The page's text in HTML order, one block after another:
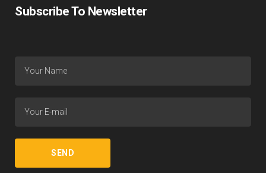
Subscribe To Newsletter